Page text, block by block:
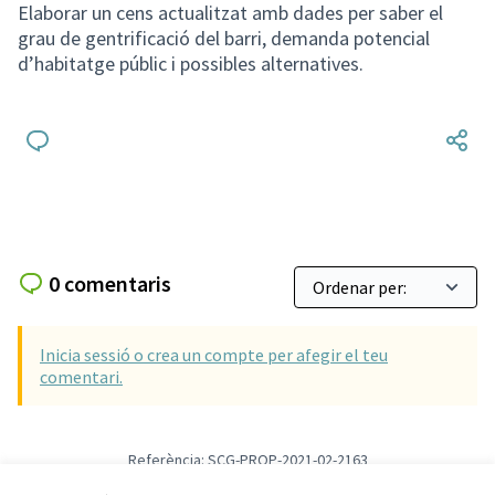
Elaborar un cens actualitzat amb dades per saber el
grau de gentrificació del barri, demanda potencial
d’habitatge públic i possibles alternatives.
0 comentaris
Inicia sessió o crea un compte per afegir el teu
comentari.
Referència: SCG-PROP-2021-02-2163